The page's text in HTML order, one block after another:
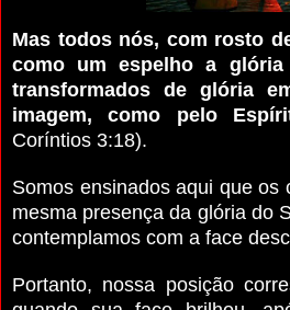
Mas todos nós, com rosto
como um espelho a
transformados de glória
imagem, como pelo
Coríntios 3:18).
Somos ensinados aqui que os
mesma presença da glória do
contemplamos com a face
Portanto, nossa posição